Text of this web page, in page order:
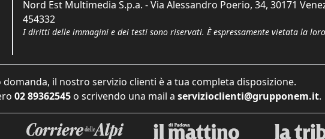
Nord Est Multimedia S.p.a. - Via Alessandro Poerio, 34, 30171
454332
I diritti delle immagini e dei testi sono riservati. È espressamente vietata la
domanda, il nostro servizio clienti è a tua completa disposizione.
02 89362545 o scrivendo una mail a servizioclienti@grupponem.it.